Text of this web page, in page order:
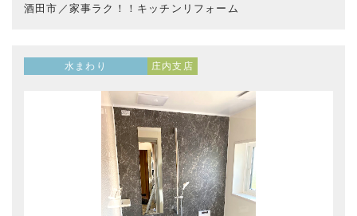
酒田市／家事ラク！！キッチンリフォーム
水まわり 庄内支店